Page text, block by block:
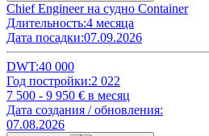
Chief Engineer на судно Container
Длительность:4 месяца
Дата посадки:07.09.2026
DWT:40 000
Год постройки:2 022
7 500 - 9 950 € в месяц
Дата создания / обновления:
07.08.2026